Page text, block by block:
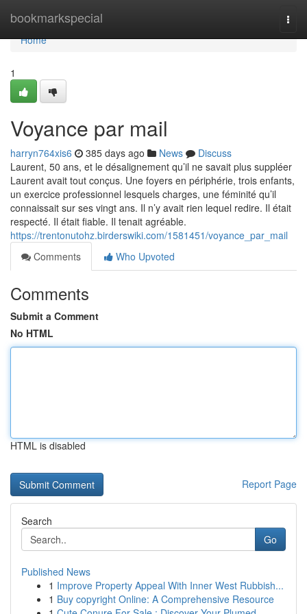
bookmarkspecial
Home
Home
1
Voyance par mail
harryn764xis6 385 days ago News
Discuss
Laurent, 50 ans, et le désalignement qu’il ne savait plus suppléer
Laurent avait tout conçus. Une foyers en périphérie, trois enfants,
un exercice professionnel lesquels charges, une féminité qu’il
connaissait sur ses vingt ans. Il n’y avait rien lequel redire. Il était
respecté. Il était fiable. Il tenait agréable.
https://trentonutohz.birderswiki.com/1581451/voyance_par_mail
Comments
Who Upvoted
Comments
Submit a Comment
No HTML
HTML is disabled
Report Page
Search
Go
Published News
1 Improve Property Appeal With Inner West Rubbish...
1 Buy copyright Online: A Comprehensive Resource